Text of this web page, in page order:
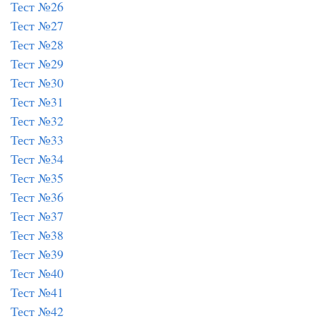
Тест №26
Тест №27
Тест №28
Тест №29
Тест №30
Тест №31
Тест №32
Тест №33
Тест №34
Тест №35
Тест №36
Тест №37
Тест №38
Тест №39
Тест №40
Тест №41
Тест №42